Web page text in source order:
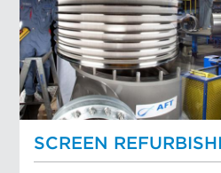
SCREEN